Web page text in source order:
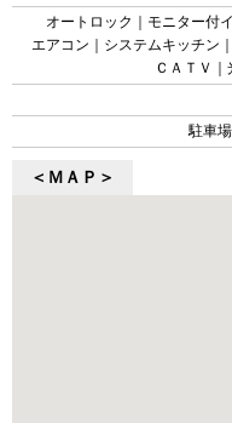
オートロック｜モニター付
エアコン｜システムキッチン
ＣＡＴＶ
駐車
＜ＭＡＰ＞